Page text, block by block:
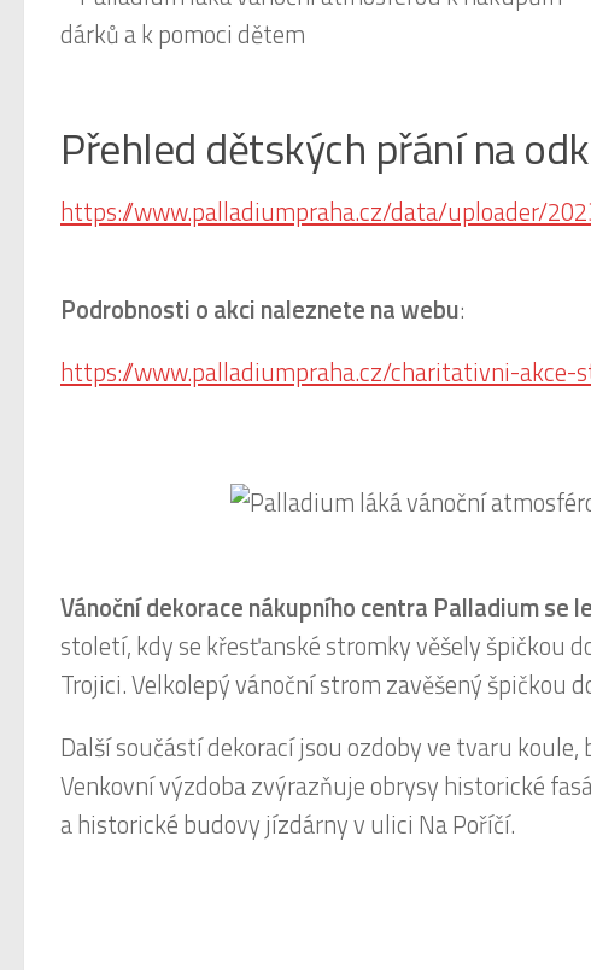
Přehled dětských přání na
https://www.palladiumpraha.cz/data/uploader/
Podrobnosti o akci naleznete na webu:
https://www.palladiumpraha.cz/charitativni-
Vánoční dekorace nákupního centra Palladium se
století, kdy se křesťanské stromky věšely špičkou
Trojici. Velkolepý vánoční strom zavěšený špičkou
Další součástí dekorací jsou ozdoby ve tvaru
Venkovní výzdoba zvýrazňuje obrysy historické
a historické budovy jízdárny v ulici Na Poříčí.